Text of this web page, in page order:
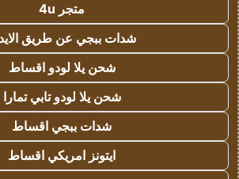
متجر 4u
شدات ببجي عن طريق
شحن يلا لودو اقساط
شحن يلا لودو تابي تمارا
شدات ببجي اقساط
ايتونز امريكي اقساط